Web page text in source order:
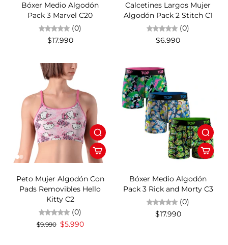
Bóxer Medio Algodón
Pack 3 Marvel C20
(0)
$17.990
Calcetines Largos Mujer
Algodón Pack 2 Stitch C1
(0)
$6.990
40%OFF
Peto Mujer Algodón Con
Pads Removibles Hello
Kitty C2
(0)
$9.990 $5.990
Bóxer Medio Algodón
Pack 3 Rick and Morty C3
(0)
$17.990